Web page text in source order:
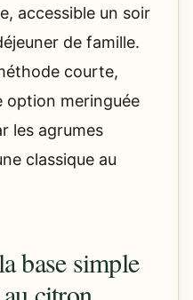
accessible un soir
de famille.
courte,
option meringuée
les agrumes
classique au
base simple